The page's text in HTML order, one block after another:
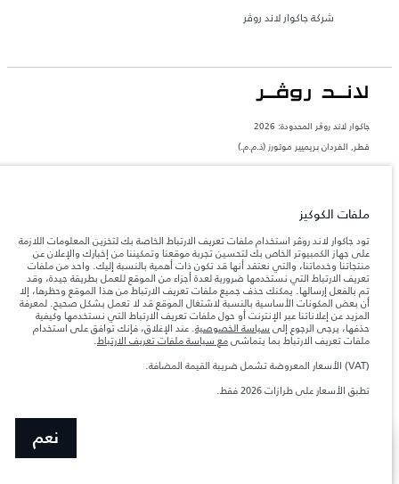
شركة جاكوار لاند روڤر
جاكوار لاند روڨر المحدودة: 2026
قطر, الفردان بريميير موتورز (ذ.م.م.)
تعكس الأوزان المذكورة مواصفات السيارة القياسية. سوف تؤثر الإكسسوارات وغيرها من
المعلومات والمواصفات والأسعار والألوان المذكورة على هذا الموقع قد تختلف من بلد إلى
آخر، كما أنّها قد تتغير بدون إشعار مسبق. الرجاء التواصل مع وكيلنا المحلي للتأكد من توفّرها
والتحقق من الأسعار.
ملاحظة مهمة حول الصور والمواصفات. إن النقص العالمي في أشباه الموصلات يؤثر حاليًا
في مواصفات تصميم السيارات وتوفر الخيارات وتوقيتات التصاميم. هذا ظرف ديناميكي
للغاية، ونتيجة لذلك، قد لا تمثّل الصور المستخدَمة ضمن موقع الويب حاليًا المواصفات الحالية
بالكامل بالنسبة إلى الميزات والخيارات والحلية ومجموعات الألوان. يرجى استشارة وكيلك الذي
سيتمكّن من تأكيد أي تقييدات حالية معك للسماح لك باتخاذ قرار مدروس
يتباين استهلك الوقود الفعلي للمركبة عن ذلك المتحقق في تلك الاختبارات كما أن هذه
الأسعار تنطبق فقط على الطرازات المصنعة في عام 2026.‎‎‎
ملفات الكوكيز
تود جاكوار لاند روڤر استخدام ملفات تعريف الارتباط الخاصة بك لتخزين المعلومات اللازمة
على جهاز الكمبيوتر الخاص بك لتحسين تجربة موقعنا وتمكيننا من إخبارك والإعلان عن
منتجاتنا وخدماتنا، والتي نعتقد أنها قد تكون ذات أهمية بالنسبة إليك. واحد من ملفات
تعريف الارتباط التي نستخدمها ضرورية لعدة أجزاء من الموقع للعمل بطريقة جيدة، وقد
تم بالفعل إرسالها. يمكنك حذف جميع ملفات تعريف الارتباط من هذا الموقع وحظرها، إلا
أن بعض المكونات الأساسية بالنسبة لاشتغال الموقع قد لا تعمل بشكل صحيح. لمعرفة
المزيد عن إعلاناتنا عبر الإنترنت أو حول ملفات تعريف الارتباط التي نستخدمها وكيفية
حذفها، يرجى الرجوع إلى سياسة الخصوصية. عند الإغلاق، فإنك توافق على استخدام
ملفات تعريف الارتباط بما يتماشىمع سياسة ملفات تعريف الارتباط.
(VAT) الأسعار المعروضة تشمل ضريبة القيمة المضافة.
تطبق الأسعار على طرازات 2026 فقط.
نعم
صمّم سيارتك